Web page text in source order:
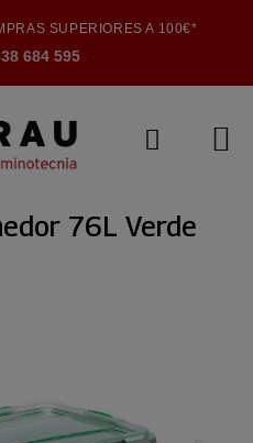
SUPERIORES A 100€*
684 595
76L Verde